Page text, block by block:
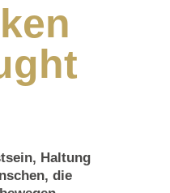
Haltung
die